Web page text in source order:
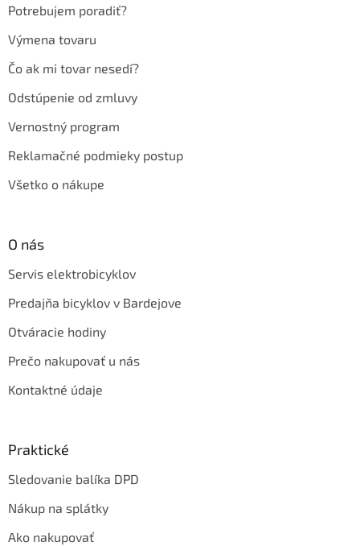
Potrebujem poradiť?
Výmena tovaru
Čo ak mi tovar nesedí?
Odstúpenie od zmluvy
Vernostný program
Reklamačné podmieky postup
Všetko o nákupe
O nás
Servis elektrobicyklov
Predajňa bicyklov v Bardejove
Otváracie hodiny
Prečo nakupovať u nás
Kontaktné údaje
Praktické
Sledovanie balíka DPD
Nákup na splátky
Ako nakupovať